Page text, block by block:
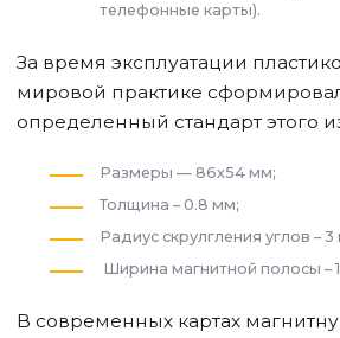
телефонные карты).
За время эксплуатации
мировой практике
определенный стандарт этого
Размеры — 86х54 мм;
Толщина – 0.8 мм;
Радиус скрулгления углов – 3
Ширина магнитной полосы –
В современных картах